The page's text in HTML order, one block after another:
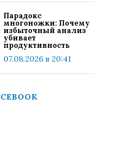
Парадокс
многоножки: Почему
избыточный анализ
убивает
продуктивность
07.08.2026 в 20:41